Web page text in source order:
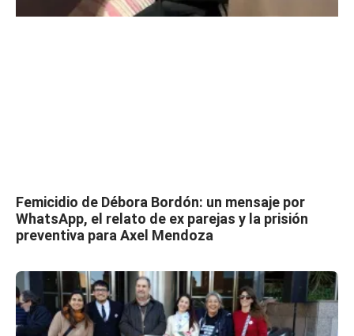
Femicidio de Débora Bordón: un mensaje por
WhatsApp, el relato de ex parejas y la prisión
preventiva para Axel Mendoza